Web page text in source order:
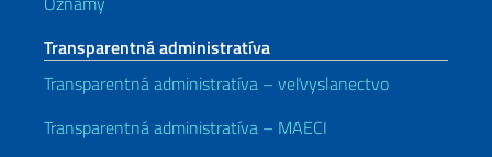
Transparentná administratíva
Transparentná administratíva – veľvyslanectvo
Transparentná administratíva – MAECI